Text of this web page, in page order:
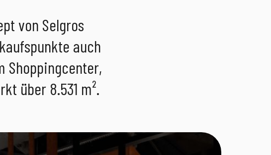
von Selgros
auch
Shoppingcenter,
über 8.531 m².